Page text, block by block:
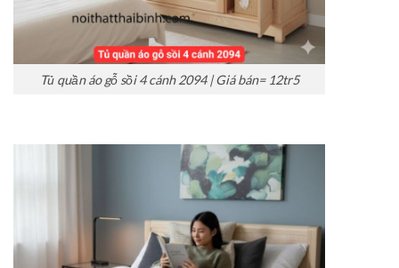
Tủ quần áo gỗ sồi 4 cánh 2094 | Giá bán= 12tr5